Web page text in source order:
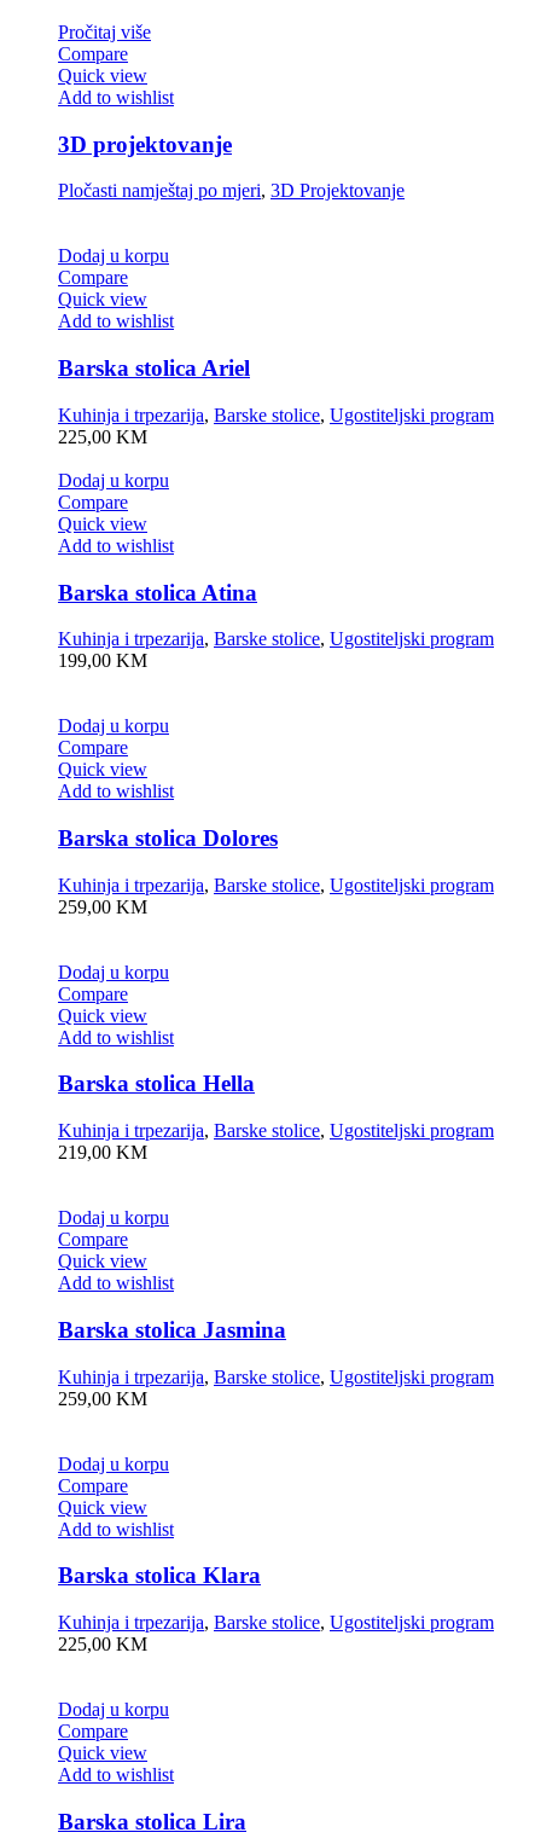
Pročitaj više
Compare
Quick view
Add to wishlist
3D projektovanje
Pločasti namještaj po mjeri, 3D Projektovanje
Dodaj u korpu
Compare
Quick view
Add to wishlist
Barska stolica Ariel
Kuhinja i trpezarija, Barske stolice, Ugostiteljski program
225,00 KM
Dodaj u korpu
Compare
Quick view
Add to wishlist
Barska stolica Atina
Kuhinja i trpezarija, Barske stolice, Ugostiteljski program
199,00 KM
Dodaj u korpu
Compare
Quick view
Add to wishlist
Barska stolica Dolores
Kuhinja i trpezarija, Barske stolice, Ugostiteljski program
259,00 KM
Dodaj u korpu
Compare
Quick view
Add to wishlist
Barska stolica Hella
Kuhinja i trpezarija, Barske stolice, Ugostiteljski program
219,00 KM
Dodaj u korpu
Compare
Quick view
Add to wishlist
Barska stolica Jasmina
Kuhinja i trpezarija, Barske stolice, Ugostiteljski program
259,00 KM
Dodaj u korpu
Compare
Quick view
Add to wishlist
Barska stolica Klara
Kuhinja i trpezarija, Barske stolice, Ugostiteljski program
225,00 KM
Dodaj u korpu
Compare
Quick view
Add to wishlist
Barska stolica Lira